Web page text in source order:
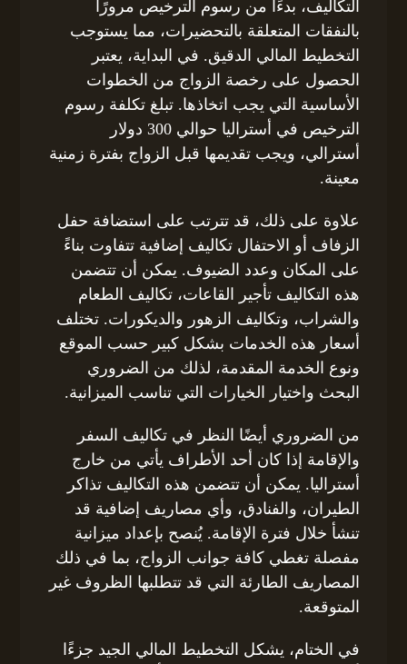
التكاليف، بدءًا من رسوم الترخيص مرورًا
بالنفقات المتعلقة بالتحضيرات، مما يستوجب
التخطيط المالي الدقيق. في البداية، يعتبر
الحصول على رخصة الزواج من الخطوات
الأساسية التي يجب اتخاذها. تبلغ تكلفة رسوم
الترخيص في أستراليا حوالي 300 دولار
أسترالي، ويجب تقديمها قبل الزواج بفترة زمنية
معينة.
علاوة على ذلك، قد تترتب على استضافة حفل
الزفاف أو الاحتفال تكاليف إضافية تتفاوت بناءً
على المكان وعدد الضيوف. يمكن أن تتضمن
هذه التكاليف تأجير القاعات، تكاليف الطعام
والشراب، وتكاليف الزهور والديكورات. تختلف
أسعار هذه الخدمات بشكل كبير حسب الموقع
ونوع الخدمة المقدمة، لذلك من الضروري
البحث واختيار الخيارات التي تناسب الميزانية.
من الضروري أيضًا النظر في تكاليف السفر
والإقامة إذا كان أحد الأطراف يأتي من خارج
أستراليا. يمكن أن تتضمن هذه التكاليف تذاكر
الطيران، والفنادق، وأي مصاريف إضافية قد
تنشأ خلال فترة الإقامة. يُنصح بإعداد ميزانية
مفصلة تغطي كافة جوانب الزواج، بما في ذلك
المصاريف الطارئة التي قد تتطلبها الظروف غير
المتوقعة.
في الختام، يشكل التخطيط المالي الجيد جزءًا